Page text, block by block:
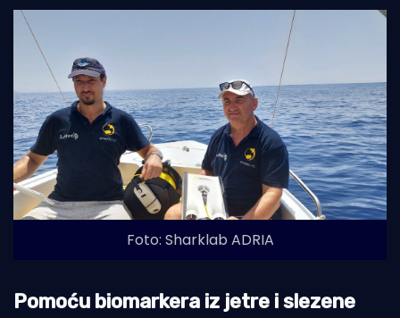
Foto: Sharklab ADRIA
Pomoću biomarkera iz jetre i slezene